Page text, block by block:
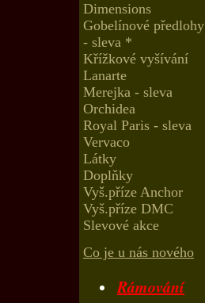
Dimensions
Gobelínové předlohy
- sleva *
Křížkové vyšívání
Lanarte
Merejka - sleva
Orchidea
Royal Paris - sleva
Vervaco
Látky
Doplňky
Vyš.příze Anchor
Vyš.příze DMC
Slevové akce
Co je u nás nového
Rámování